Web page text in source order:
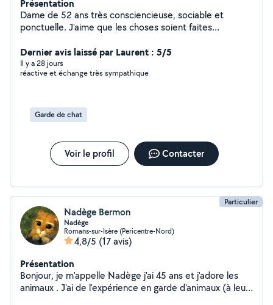
Présentation
Dame de 52 ans très consciencieuse, sociable et
ponctuelle. J'aime que les choses soient faites
Dernier avis laissé par Laurent : 5/5
Il y a 28 jours
réactive et échange très sympathique
Garde de chat
Voir le profil Contacter
Particulier
Nadège Bermon
Nadège
Romans-sur-Isère (Pericentre-Nord)
4,8/5 (17 avis)
Présentation
Bonjour, je m'appelle Nadège j'ai 45 ans et j'adore les
animaux . J'ai de l'expérience en garde d'animaux (à leurs